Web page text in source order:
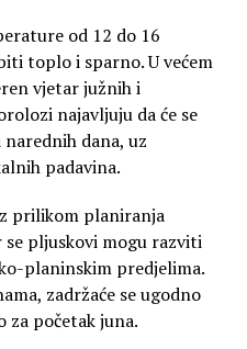
od 12 do 16
toplo i sparno. U većem
vjetar južnih i
najavljuju da će se
dana, uz
padavina.
prilikom planiranja
pljuskovi mogu razviti
planinskim predjelima.
zadržaće se ugodno
početak juna.